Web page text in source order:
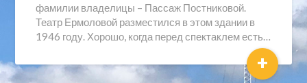
фамилии владелицы – Пассаж Постниковой.
Театр Ермоловой разместился в этом здании в
1946 году. Хорошо, когда перед спектаклем есть…
+